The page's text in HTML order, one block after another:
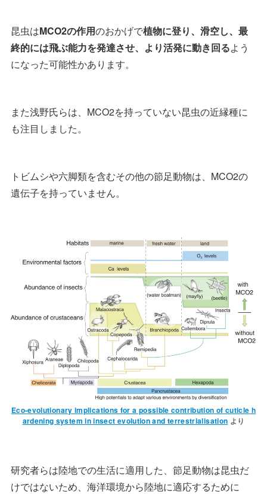
昆虫はMCO2の作用のおかげで植物に登り、滑空し、最
終的には飛ぶ能力を発達させ、より活発に動き回るよう
になった可能性かあります。
また浅野氏らは、MCO2を持っていない昆虫の近縁種に
も注目しました。
トビムシや六脚類を含むその他の節足動物は、MCO2の
遺伝子を持っていません。
Eco-evolutionary implications for a possible contribution of cuticle h
ardening system in insect evolution and terrestrialisation より
研究者らは陸地での生活に適用した、節足動物は昆虫だ
けではないため、海洋環境から陸地に適応するために